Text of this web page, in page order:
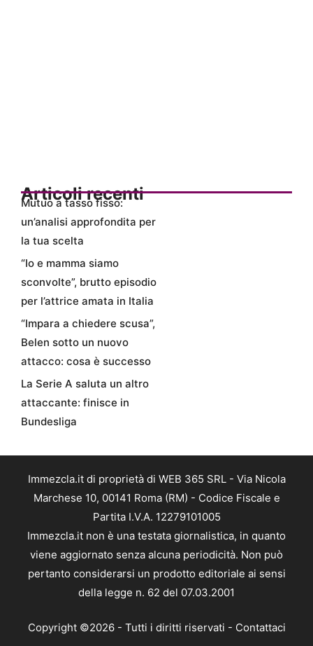
Articoli recenti
Mutuo a tasso fisso:
un’analisi approfondita per
la tua scelta
“Io e mamma siamo
sconvolte”, brutto episodio
per l’attrice amata in Italia
“Impara a chiedere scusa”,
Belen sotto un nuovo
attacco: cosa è successo
La Serie A saluta un altro
attaccante: finisce in
Bundesliga
Immezcla.it di proprietà di WEB 365 SRL - Via Nicola
Marchese 10, 00141 Roma (RM) - Codice Fiscale e
Partita I.V.A. 12279101005
Immezcla.it non è una testata giornalistica, in quanto
viene aggiornato senza alcuna periodicità. Non può
pertanto considerarsi un prodotto editoriale ai sensi
della legge n. 62 del 07.03.2001
Copyright ©2026 - Tutti i diritti riservati - Contattaci